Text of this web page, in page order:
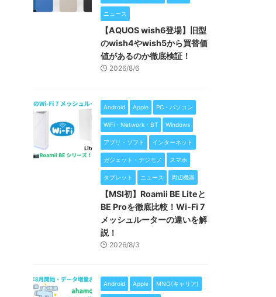
ニュース
【AQUOS wish6登場】旧型
のwish4やwish5から買替価
値があるのか徹底検証！
2026/8/6
Android Apple PC・パソコン
WiFi・Network・BT Windows
アプリ・ソフト インターネット
ガジェット・デジモノ スマホ
タブレット ニュース 周辺機器
【MSI初】Roamii BE Liteと
BE Proを徹底比較！Wi-Fi 7
メッシュルーターの違いを解
説！
2026/8/3
Android Apple MNO(キャリア)